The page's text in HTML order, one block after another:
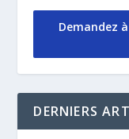
Demandez
DERNIERS